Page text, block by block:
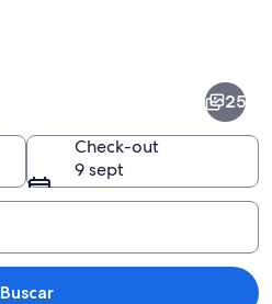
Una calle estrecha flanqueada por
25
Check-out
9 sept
Buscar